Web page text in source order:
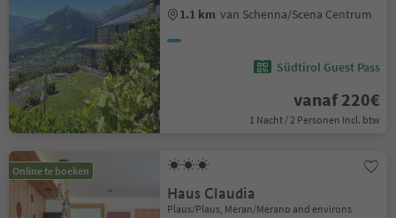
1.1 km van Schenna/Scena Centrum
Südtirol Guest Pass
vanaf 220€
1 Nacht / 2 Personen Incl. btw
Online te boeken
Haus Claudia
Plaus/Plaus, Meran/Merano and environs